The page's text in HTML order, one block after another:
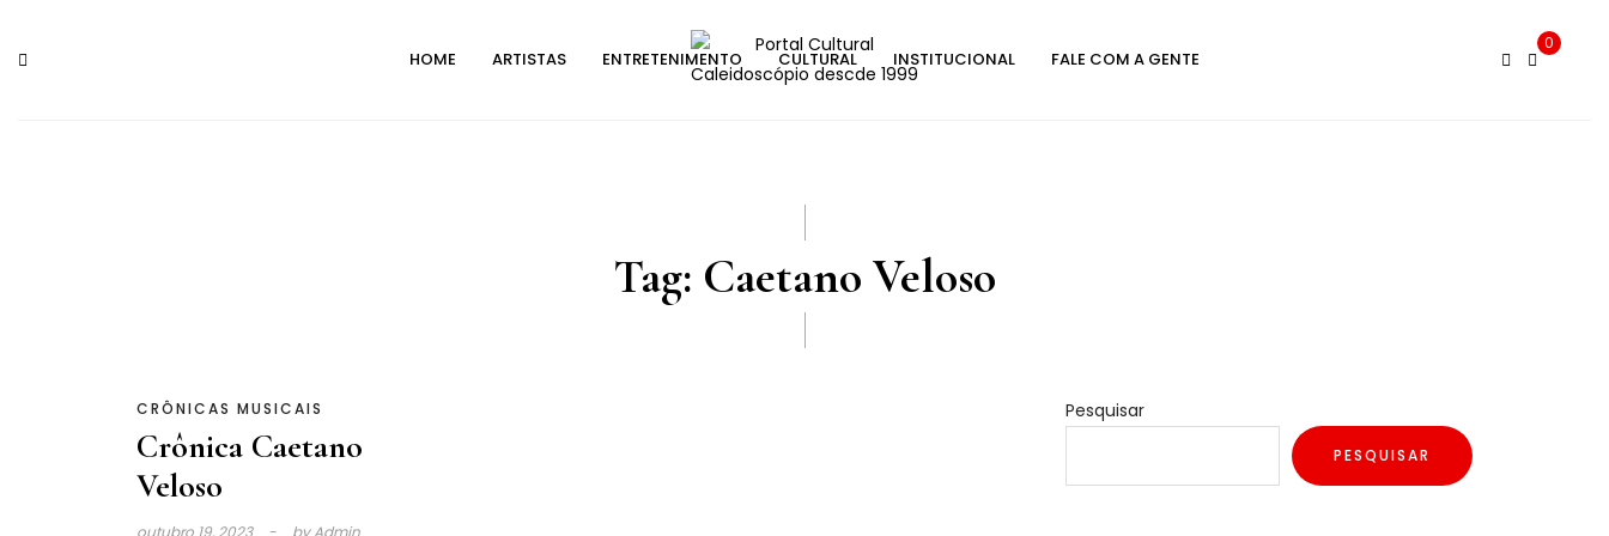
content
HOME ARTISTAS ENTRETENIMENTO CULTURAL INSTITUCIONAL FALE COM A GENTE
0
Tag: Caetano Veloso
CRÔNICAS MUSICAIS
Crônica Caetano
Veloso
outubro 19, 2023 byAdmin
Pesquisar
PESQUISAR